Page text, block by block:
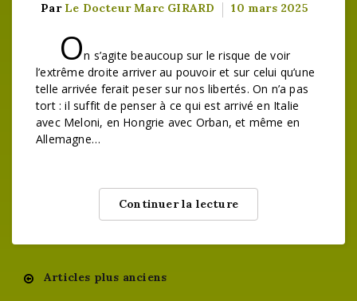
Par Le Docteur Marc GIRARD 10 mars 2025
On s’agite beaucoup sur le risque de voir
l’extrême droite arriver au pouvoir et sur celui qu’une
telle arrivée ferait peser sur nos libertés. On n’a pas
tort : il suffit de penser à ce qui est arrivé en Italie
avec Meloni, en Hongrie avec Orban, et même en
Allemagne…
Continuer la lecture
Navigation
Articles plus anciens